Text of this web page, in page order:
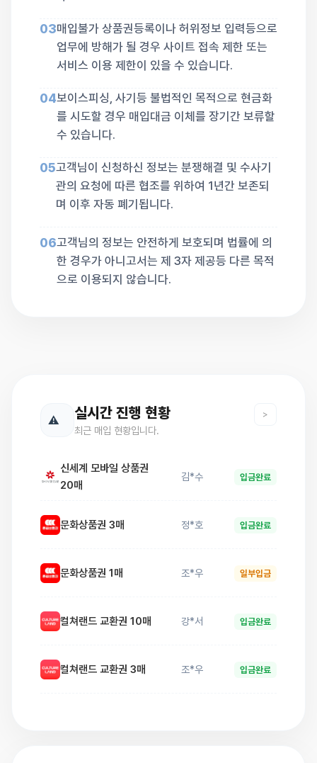
03매입불가 상품권등록이나 허위정보 입력등으로
업무에 방해가 될 경우 사이트 접속 제한 또는
서비스 이용 제한이 있을 수 있습니다.
04보이스피싱, 사기등 불법적인 목적으로 현금화
를 시도할 경우 매입대금 이체를 장기간 보류할
수 있습니다.
05고객님이 신청하신 정보는 분쟁해결 및 수사기
관의 요청에 따른 협조를 위하여 1년간 보존되
며 이후 자동 폐기됩니다.
06고객님의 정보는 안전하게 보호되며 법률에 의
한 경우가 아니고서는 제 3자 제공등 다른 목적
으로 이용되지 않습니다.
실시간 진행 현황
최근 매입 현황입니다.
>
롯데 모바일 상품권 1매
신세계 모바일 상품권
20매
김*수 입금완료
문화상품권 3매 정*호 입금완료
문화상품권 1매 조*우 일부입금
컬쳐랜드 교환권 10매 강*서 입금완료
컬쳐랜드 교환권 3매 조*우 입금완료